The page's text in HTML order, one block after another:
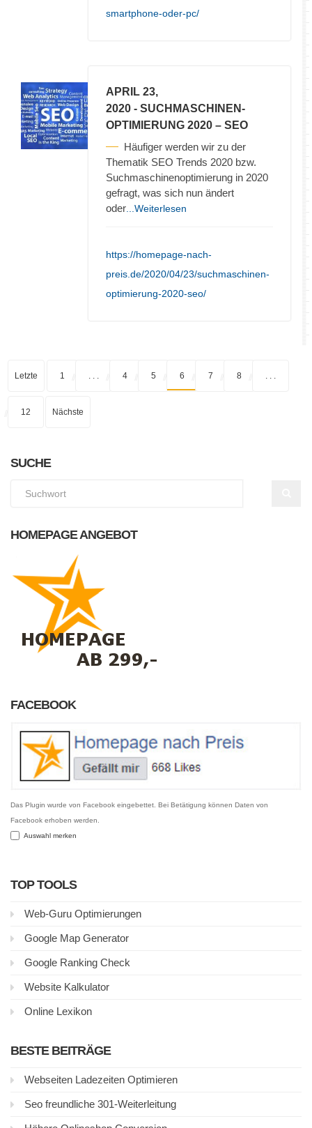
smartphone-oder-pc/
APRIL 23,
2020 - SUCHMASCHINEN-
OPTIMIERUNG 2020 – SEO
Häufiger werden wir zu der
Thematik SEO Trends 2020 bzw.
Suchmaschinenoptimierung in 2020
gefragt, was sich nun ändert
oder ...Weiterlesen
https://homepage-nach-
preis.de/2020/04/23/suchmaschinen-
optimierung-2020-seo/
Letzte 1 4 5 6 7 8
12 Nächste
SUCHE
HOMEPAGE ANGEBOT
FACEBOOK
Das Plugin wurde von Facebook eingebettet. Bei Betätigung können Daten von
Facebook erhoben werden.
Auswahl merken
TOP TOOLS
Web-Guru Optimierungen
Google Map Generator
Google Ranking Check
Website Kalkulator
Online Lexikon
BESTE BEITRÄGE
Webseiten Ladezeiten Optimieren
Seo freundliche 301-Weiterleitung